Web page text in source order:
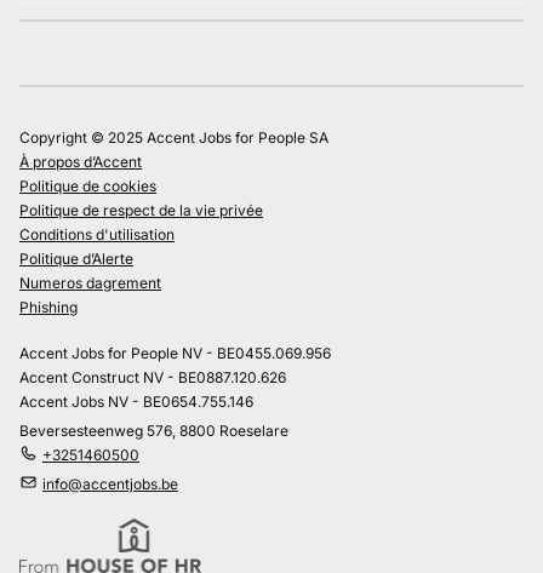
Copyright © 2025 Accent Jobs for People SA
À propos d’Accent
Politique de cookies
Politique de respect de la vie privée
Conditions d'utilisation
Politique d’Alerte
Numeros dagrement
Phishing
Accent Jobs for People NV - BE0455.069.956
Accent Construct NV - BE0887.120.626
Accent Jobs NV - BE0654.755.146
Beversesteenweg 576, 8800 Roeselare
+3251460500
info@accentjobs.be